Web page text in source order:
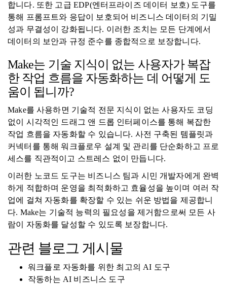
합니다. 또한 고급 EDP(엔터프라이즈 데이터 보호) 도구를
통해 프롬프트와 응답이 보호되어 비즈니스 데이터의 기밀
성과 무결성이 강화됩니다. 이러한 조치는 모든 단계에서
데이터의 보안과 규정 준수를 종합적으로 보장합니다.
Make는 기술 지식이 없는 사용자가 복잡
한 작업 흐름을 자동화하는 데 어떻게 도
움이 됩니까?
Make를 사용하면 기술적 전문 지식이 없는 사용자도 코딩
없이 시각적인 드래그 앤 드롭 인터페이스를 통해 복잡한
작업 흐름을 자동화할 수 있습니다. 사전 구축된 템플릿과
커넥터를 통해 워크플로우 설계 및 관리를 단순화하고 프로
세스를 직관적이고 스트레스 없이 만듭니다.
이러한 노코드 도구는 비즈니스 팀과 시민 개발자에게 완벽
하게 적합하며 운영을 최적화하고 효율성을 높이며 여러 작
업에 걸쳐 자동화를 확장할 수 있는 쉬운 방법을 제공합니
다. Make는 기술적 능력의 필요성을 제거함으로써 모든 사
람이 자동화를 달성할 수 있도록 보장합니다.
관련 블로그 게시물
워크플로 자동화를 위한 최고의 AI 도구
작동하는 AI 비즈니스 도구